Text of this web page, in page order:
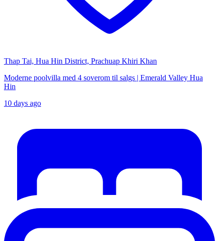
Thap Tai, Hua Hin District, Prachuap Khiri Khan
Moderne poolvilla med 4 soverom til salgs | Emerald Valley Hua
Hin
10 days ago